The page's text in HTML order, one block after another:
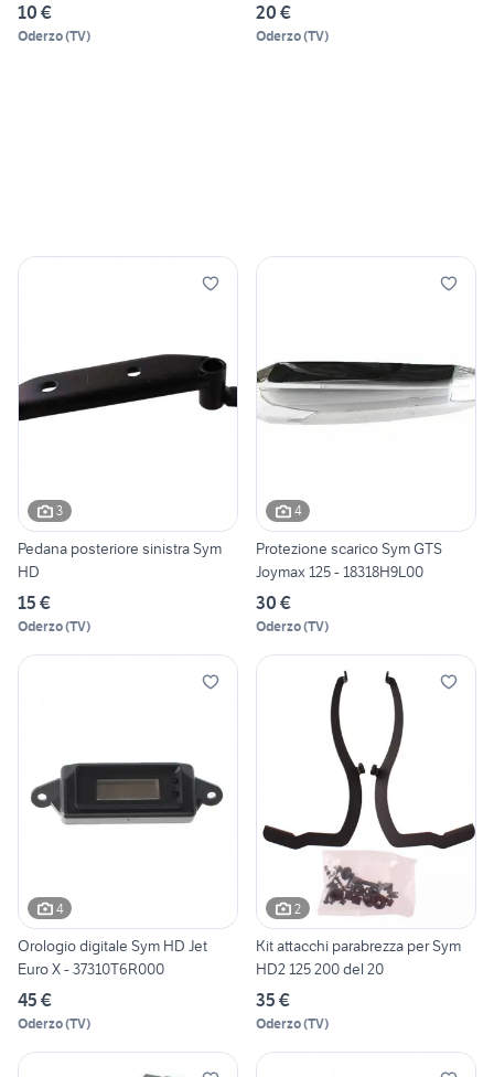
10 €
Oderzo(TV)
20 €
Oderzo(TV)
3
Pedana posteriore sinistra Sym
HD
15 €
Oderzo(TV)
4
Protezione scarico Sym GTS
Joymax 125 - 18318H9L00
30 €
Oderzo(TV)
4
Orologio digitale Sym HD Jet
Euro X - 37310T6R000
45 €
Oderzo(TV)
2
Kit attacchi parabrezza per Sym
HD2 125 200 del 20
35 €
Oderzo(TV)